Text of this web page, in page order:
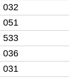
032
051
533
036
031